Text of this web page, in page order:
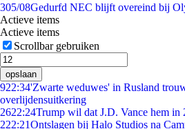
305/08Gedurfd NEC blijft overeind bij
Actieve items
Actieve items
Scrollbar gebruiken
opslaan
922:34'Zwarte weduwes' in Rusland
overlijdensuitkering
2622:24Trump wil dat J.D. Vance hem in
222:21Ontslagen bij Halo Studios na